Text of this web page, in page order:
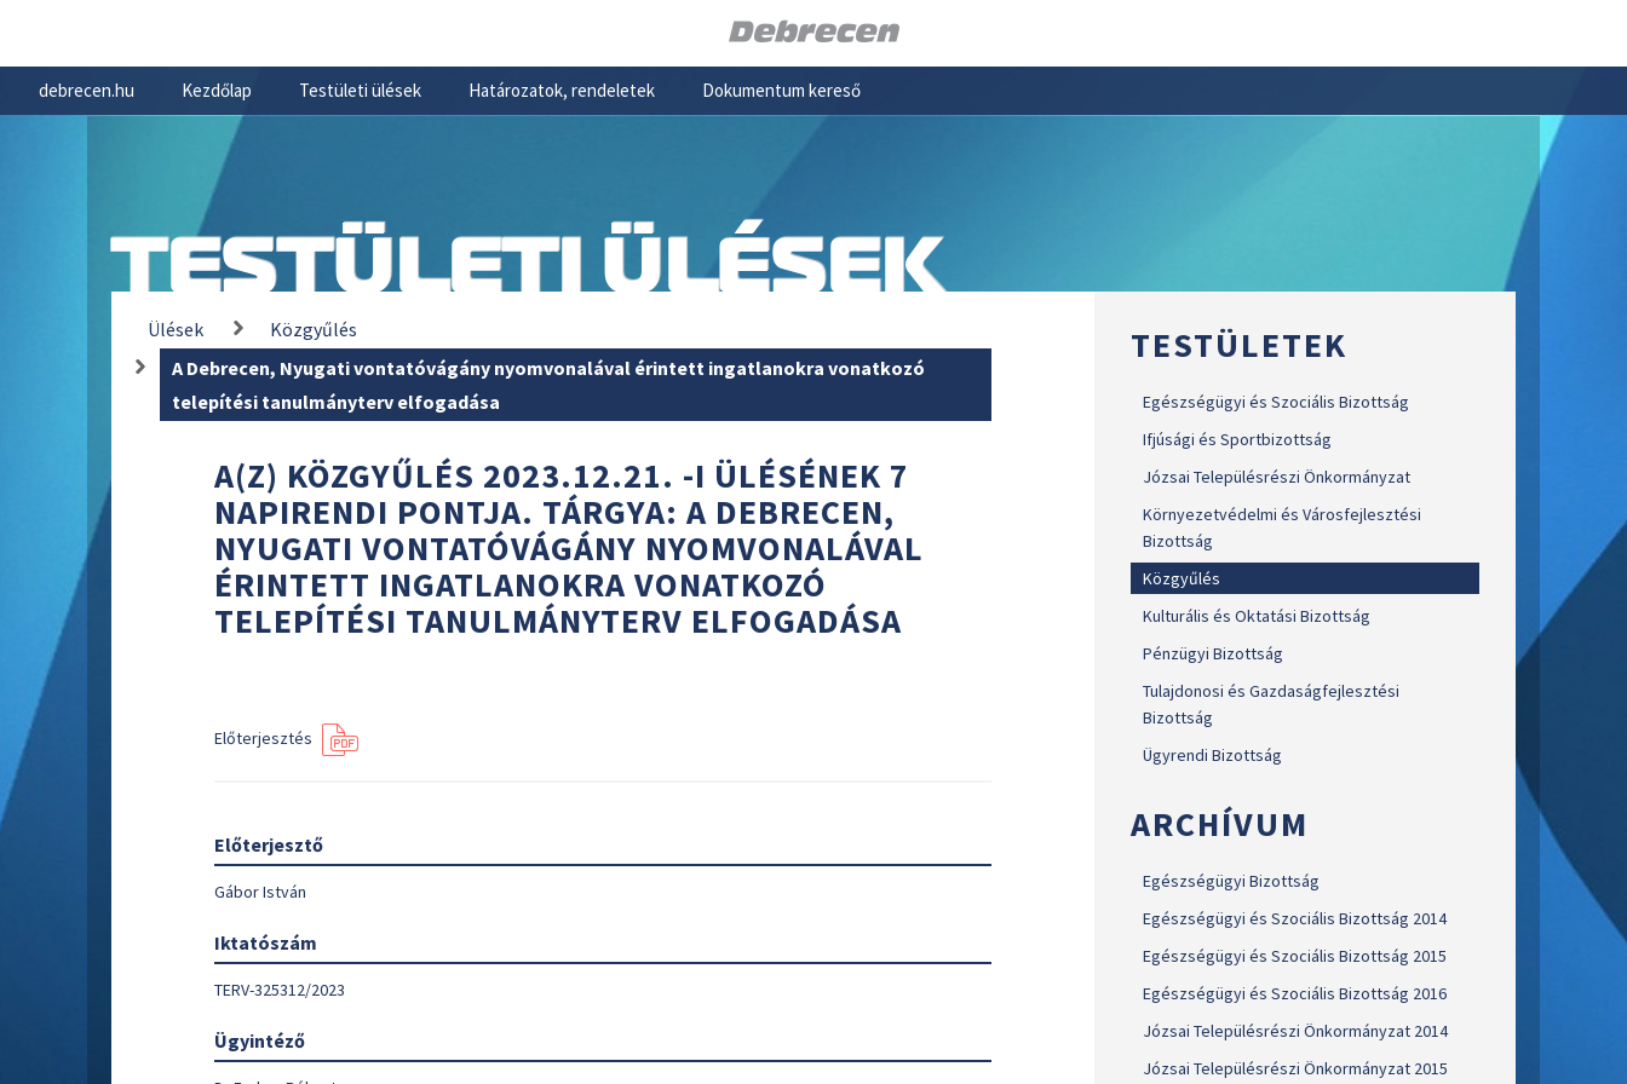
debrecen.hu Kezdőlap Testületi ülések Határozatok, rendeletek Dokumentum kereső
TESTÜLETI ÜLÉSEK
Ülések
Közgyűlés
A Debrecen, Nyugati vontatóvágány nyomvonalával érintett ingatlanokra vonatkozó
telepítési tanulmányterv elfogadása
A(Z) KÖZGYŰLÉS 2023.12.21. -I ÜLÉSÉNEK 7
NAPIRENDI PONTJA. TÁRGYA: A DEBRECEN,
NYUGATI VONTATÓVÁGÁNY NYOMVONALÁVAL
ÉRINTETT INGATLANOKRA VONATKOZÓ
TELEPÍTÉSI TANULMÁNYTERV ELFOGADÁSA
Előterjesztés
Előterjesztő
Gábor István
Iktatószám
TERV-325312/2023
Ügyintéző
TESTÜLETEK
Egészségügyi és Szociális Bizottság
Ifjúsági és Sportbizottság
Józsai Településrészi Önkormányzat
Környezetvédelmi és Városfejlesztési
Bizottság
Közgyűlés
Kulturális és Oktatási Bizottság
Pénzügyi Bizottság
Tulajdonosi és Gazdaságfejlesztési
Bizottság
Ügyrendi Bizottság
ARCHÍVUM
Egészségügyi Bizottság
Egészségügyi és Szociális Bizottság 2014
Egészségügyi és Szociális Bizottság 2015
Egészségügyi és Szociális Bizottság 2016
Józsai Településrészi Önkormányzat 2014
Józsai Településrészi Önkormányzat 2015